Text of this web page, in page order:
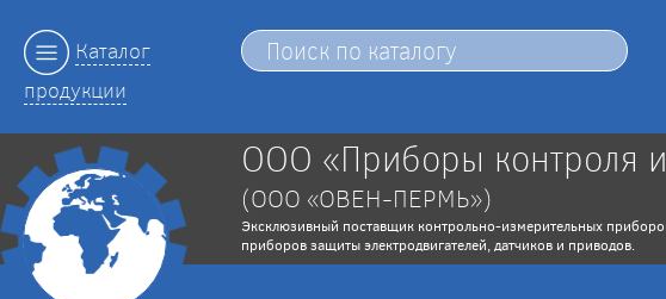
Каталог
продукции
ООО «Приборы контроля
(ООО «ОВЕН-ПЕРМЬ»)
Эксклюзивный поставщик контрольно-измерительных
приборов защиты электродвигателей, датчиков и приводов.